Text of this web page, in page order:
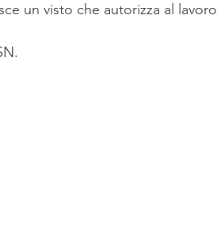
un visto che autorizza al lavoro